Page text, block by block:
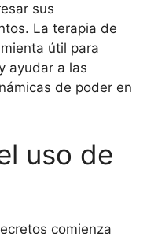
sus
La terapia de
útil para
ayudar a las
de poder en
uso de
comienza